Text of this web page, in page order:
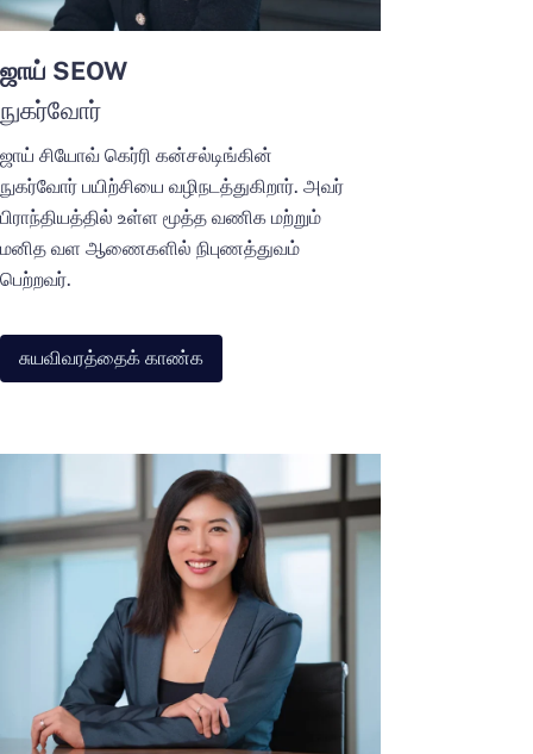
ஜாய் SEOW
நுகர்வோர்
ஜாய் சியோவ் கெர்ரி கன்சல்டிங்கின்
நுகர்வோர் பயிற்சியை வழிநடத்துகிறார். அவர்
பிராந்தியத்தில் உள்ள மூத்த வணிக மற்றும்
மனித வள ஆணைகளில் நிபுணத்துவம்
பெற்றவர்.
சுயவிவரத்தைக் காண்க